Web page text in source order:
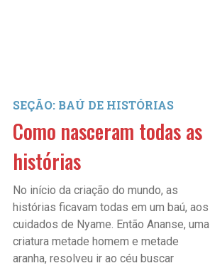
SEÇÃO: BAÚ DE HISTÓRIAS
Como nasceram todas as
histórias
No início da criação do mundo, as
histórias ficavam todas em um baú, aos
cuidados de Nyame. Então Ananse, uma
criatura metade homem e metade
aranha, resolveu ir ao céu buscar